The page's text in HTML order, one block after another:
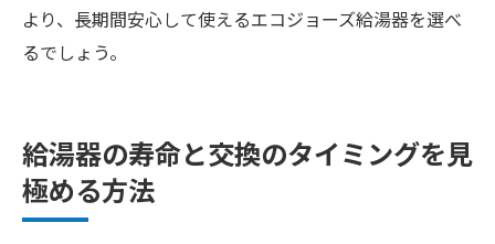
より、長期間安心して使えるエコジョーズ給湯器を選べ
るでしょう。
給湯器の寿命と交換のタイミングを見
極める方法